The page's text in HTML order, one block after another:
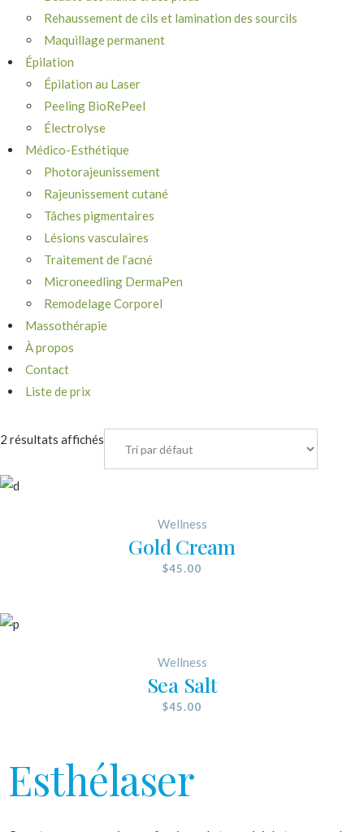
Rehaussement de cils et lamination des sourcils
Maquillage permanent
Épilation
Épilation au Laser
Peeling BioRePeel
Électrolyse
Médico-Esthétique
Photorajeunissement
Rajeunissement cutané
Tâches pigmentaires
Lésions vasculaires
Traitement de l’acné
Microneedling DermaPen
Remodelage Corporel
Massothérapie
À propos
Contact
Liste de prix
2 résultats affichés
Wellness
Gold Cream
$45.00
Wellness
Sea Salt
$45.00
Esthélaser